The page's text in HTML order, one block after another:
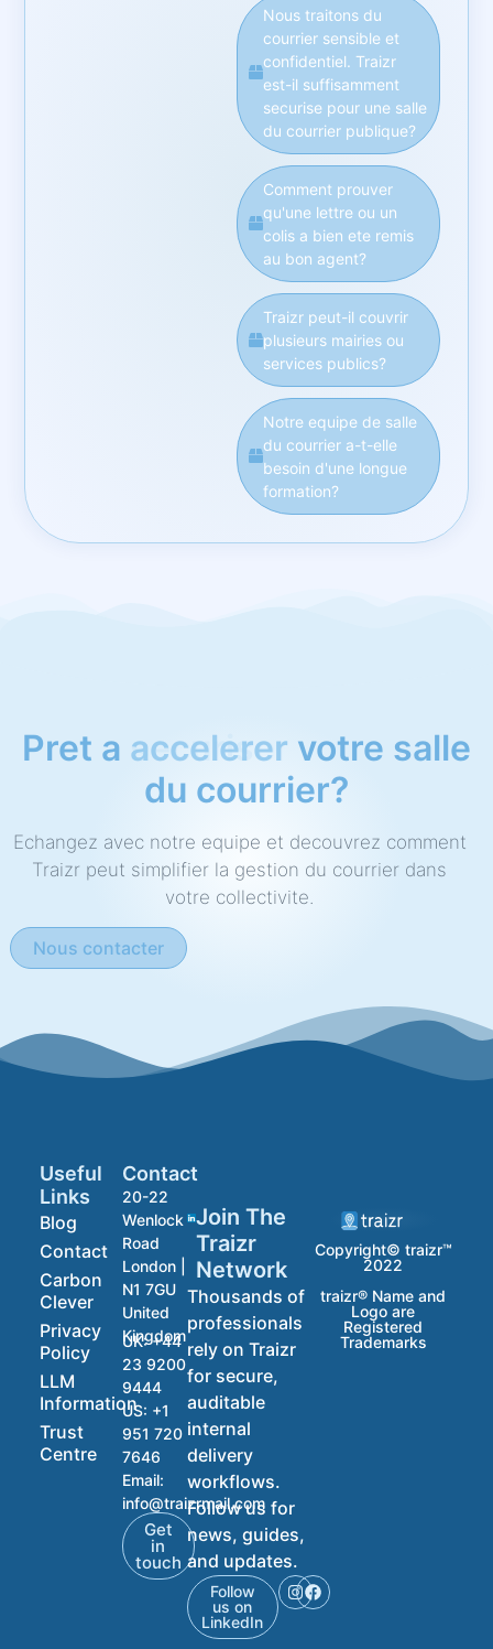
Nous traitons du
courrier sensible et
confidentiel. Traizr
est-il suffisamment
securise pour une salle
du courrier publique?
Comment prouver
qu'une lettre ou un
colis a bien ete remis
au bon agent?
Traizr peut-il couvrir
plusieurs mairies ou
services publics?
Notre equipe de salle
du courrier a-t-elle
besoin d'une longue
formation?
Pret a accelerer votre salle
du courrier?
Echangez avec notre equipe et decouvrez comment
Traizr peut simplifier la gestion du courrier dans
votre collectivite.
Nous contacter
Copyright© traizr™
2022
traizr® Name and
Logo are
Registered
Trademarks
Useful
Links
Blog
Contact
Carbon
Clever
Privacy
Policy
LLM
Information
Trust
Centre
Contact
20-22
Wenlock
Road
London |
N1 7GU
United
Kingdom
UK:+44
23 9200
9444
US: +1
951 720
7646
Email:
info@traizrmail.com
Get
in
touch
Join The
Traizr
Network
Thousands of
professionals
rely on Traizr
for secure,
auditable
internal
delivery
workflows.
Follow us for
news, guides,
and updates.
Follow
us on
LinkedIn